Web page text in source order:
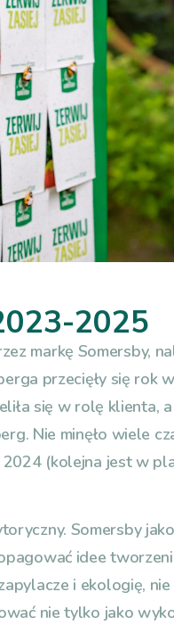
2025
markę Somersby,
przecięły się rok
się w rolę klienta,
Nie minęło wiele
(kolejna jest w
Somersby
idee
i ekologię,
nie tylko jako